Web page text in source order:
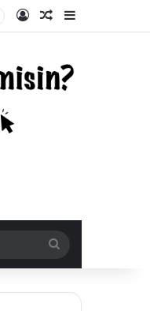
Kayıt OlRastgele Makale
Kenar
yap